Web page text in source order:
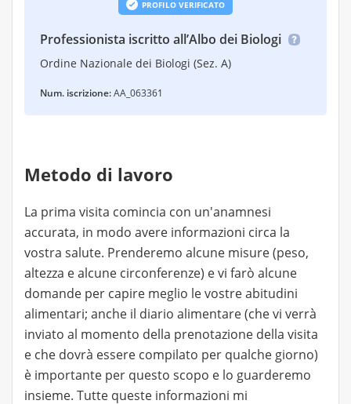
PROFILO VERIFICATO
Professionista iscritto all’Albo dei Biologi
Ordine Nazionale dei Biologi (Sez. A)
Num. iscrizione:AA_063361
Metodo di lavoro
La prima visita comincia con un'anamnesi
accurata, in modo avere informazioni circa la
vostra salute. Prenderemo alcune misure (peso,
altezza e alcune circonferenze) e vi farò alcune
domande per capire meglio le vostre abitudini
alimentari; anche il diario alimentare (che vi verrà
inviato al momento della prenotazione della visita
e che dovrà essere compilato per qualche giorno)
è importante per questo scopo e lo guarderemo
insieme. Tutte queste informazioni mi